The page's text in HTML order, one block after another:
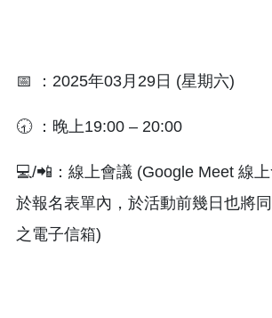
📅 ：2025年03月29日 (星期六)
🕣 ：晚上19:00 – 20:00
💻/📲：線上會議 (Google Meet 線
於報名表單內，於活動前幾日也將
之電子信箱)